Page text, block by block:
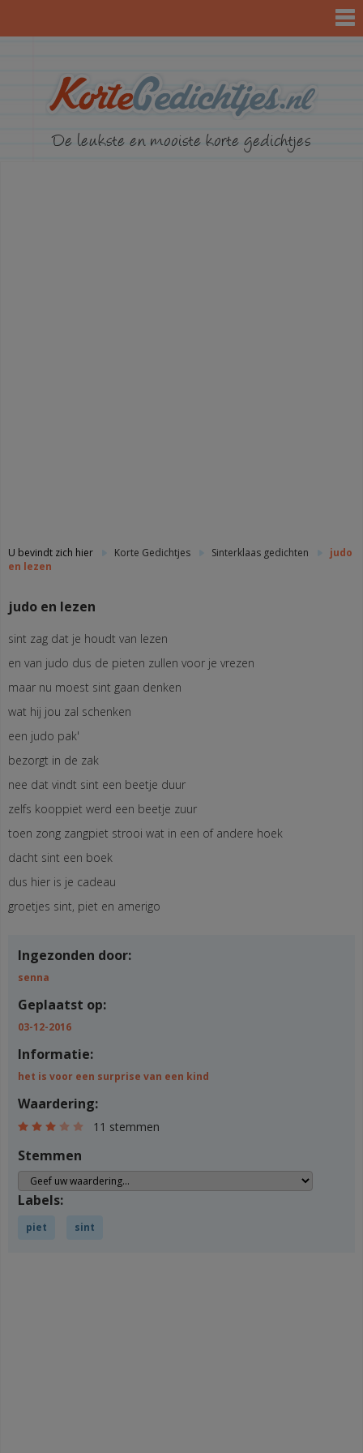
De leukste en mooiste korte gedichtjes
U bevindt zich hier Korte Gedichtjes Sinterklaas gedichten
judo
en lezen
judo en lezen
sint zag dat je houdt van lezen
en van judo dus de pieten zullen voor je vrezen
maar nu moest sint gaan denken
wat hij jou zal schenken
een judo pak'
bezorgt in de zak
nee dat vindt sint een beetje duur
zelfs kooppiet werd een beetje zuur
toen zong zangpiet strooi wat in een of andere hoek
dacht sint een boek
dus hier is je cadeau
groetjes sint, piet en amerigo
Ingezonden door:
senna
Geplaatst op:
03-12-2016
Informatie:
het is voor een surprise van een kind
Waardering:
11 stemmen
Stemmen
Labels:
piet sint